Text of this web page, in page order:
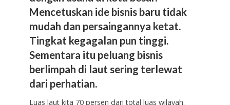
Mencetuskan ide bisnis baru tidak
mudah dan persaingannya ketat.
Tingkat kegagalan pun tinggi.
Sementara itu peluang bisnis
berlimpah di laut sering terlewat
dari perhatian.
Luas laut kita 70 persen dari total luas wilayah.